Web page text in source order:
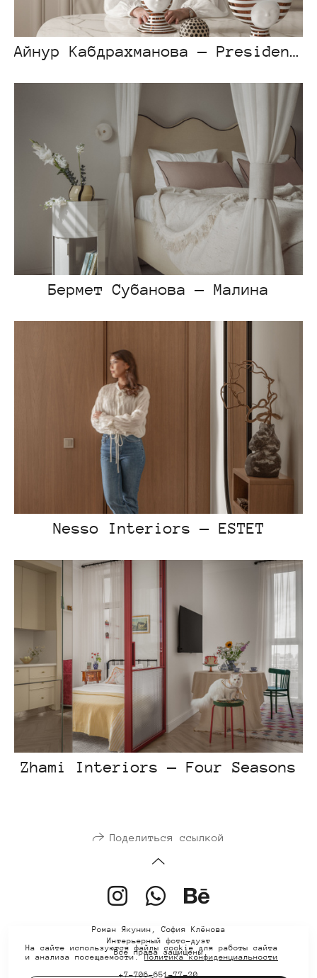
Айнур Кабдрахманова — President's Park
Бермет Субанова — Малина
Nesso Interiors — ESTET
Zhami Interiors — Four Seasons
Поделиться ссылкой
Роман Якунин, София Клёнова
Интерьерный фото-дуэт
Все права защищены
+7-706-651-77-20
На сайте используются файлы cookie для работы сайта
и анализа посещаемости.Политика конфиденциальности